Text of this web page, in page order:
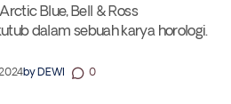
Blue, Bell & Ross
dalam sebuah karya horologi.
byDEWI 0